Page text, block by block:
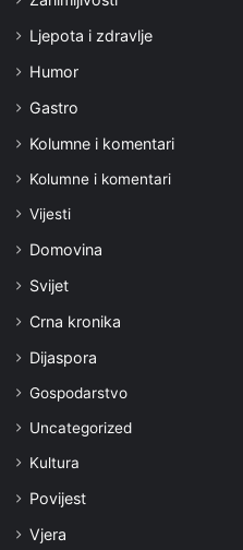
Ljepota i zdravlje
Humor
Gastro
Kolumne i komentari
Kolumne i komentari
Vijesti
Domovina
Svijet
Crna kronika
Dijaspora
Gospodarstvo
Uncategorized
Kultura
Povijest
Vjera